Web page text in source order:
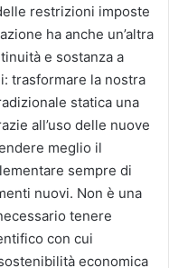
restrizioni imposte
ha anche un’altra
e sostanza a
trasformare la nostra
statica una
all’uso delle nuove
meglio il
sempre di
nuovi. Non è una
tenere
con cui
economica